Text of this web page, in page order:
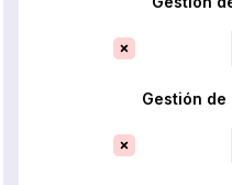
Gestión de